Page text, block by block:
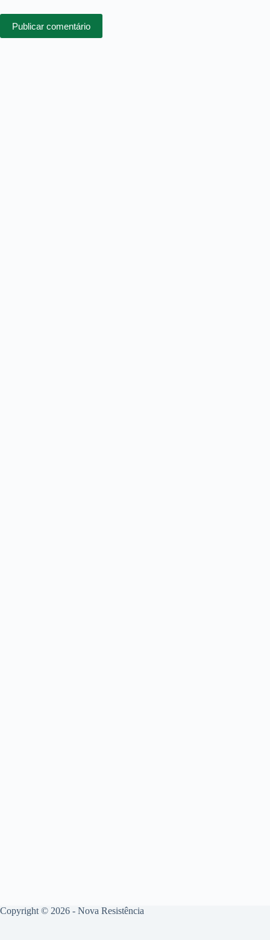
Publicar comentário
Copyright © 2026 - Nova Resistência